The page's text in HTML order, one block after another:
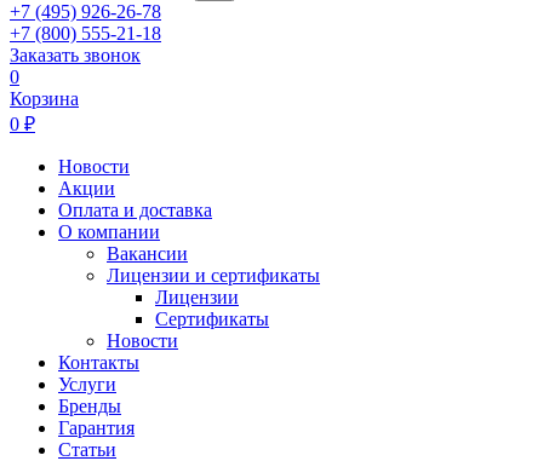
+7 (495) 926-26-78
+7 (800) 555-21-18
Заказать звонок
0
Корзина
0 ₽
Новости
Акции
Оплата и доставка
О компании
Вакансии
Лицензии и сертификаты
Лицензии
Сертификаты
Новости
Контакты
Услуги
Бренды
Гарантия
Статьи